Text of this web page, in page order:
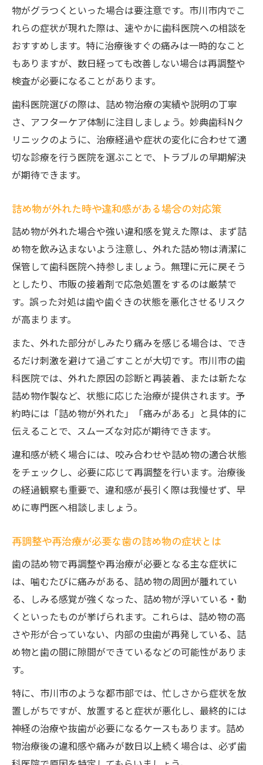
物がグラつくといった場合は要注意です。市川市内でこ
れらの症状が現れた際は、速やかに歯科医院への相談を
おすすめします。特に治療後すぐの痛みは一時的なこと
もありますが、数日経っても改善しない場合は再調整や
検査が必要になることがあります。
歯科医院選びの際は、詰め物治療の実績や説明の丁寧
さ、アフターケア体制に注目しましょう。妙典歯科Nク
リニックのように、治療経過や症状の変化に合わせて適
切な診療を行う医院を選ぶことで、トラブルの早期解決
が期待できます。
詰め物が外れた時や違和感がある場合の対応策
詰め物が外れた場合や強い違和感を覚えた際は、まず詰
め物を飲み込まないよう注意し、外れた詰め物は清潔に
保管して歯科医院へ持参しましょう。無理に元に戻そう
としたり、市販の接着剤で応急処置をするのは厳禁で
す。誤った対処は歯や歯ぐきの状態を悪化させるリスク
が高まります。
また、外れた部分がしみたり痛みを感じる場合は、でき
るだけ刺激を避けて過ごすことが大切です。市川市の歯
科医院では、外れた原因の診断と再装着、または新たな
詰め物作製など、状態に応じた治療が提供されます。予
約時には「詰め物が外れた」「痛みがある」と具体的に
伝えることで、スムーズな対応が期待できます。
違和感が続く場合には、咬み合わせや詰め物の適合状態
をチェックし、必要に応じて再調整を行います。治療後
の経過観察も重要で、違和感が長引く際は我慢せず、早
めに専門医へ相談しましょう。
再調整や再治療が必要な歯の詰め物の症状とは
歯の詰め物で再調整や再治療が必要となる主な症状に
は、噛むたびに痛みがある、詰め物の周囲が腫れてい
る、しみる感覚が強くなった、詰め物が浮いている・動
くといったものが挙げられます。これらは、詰め物の高
さや形が合っていない、内部の虫歯が再発している、詰
め物と歯の間に隙間ができているなどの可能性がありま
す。
特に、市川市のような都市部では、忙しさから症状を放
置しがちですが、放置すると症状が悪化し、最終的には
神経の治療や抜歯が必要になるケースもあります。詰め
物治療後の違和感や痛みが数日以上続く場合は、必ず歯